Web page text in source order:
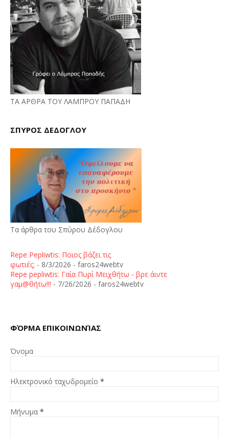
ΤΑ ΑΡΘΡΑ ΤΟΥ ΛΑΜΠΡΟΥ ΠΑΠΑΔΗ
ΣΠΥΡΟΣ ΔΕΔΟΓΛΟΥ
Τα άρθρα του Σπύρου Δέδογλου
Repe Pepliwtis: Ποιος βάζει τις
φωτιές; - 8/3/2026 - faros24webtv
Repe pepliwtis: Γαία Πυρί Μειχθήτω - βρε άιντε
γαμ@θήτω!!! - 7/26/2026 - faros24webtv
ΦΌΡΜΑ ΕΠΙΚΟΙΝΩΝΊΑΣ
Όνομα
Ηλεκτρονικό ταχυδρομείο *
Μήνυμα *